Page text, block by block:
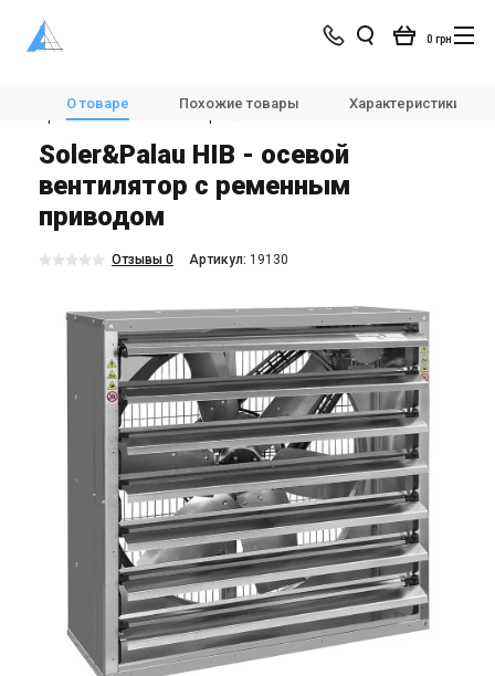
0 грн
Магазин Вентиляция
Вентиляторы
Промышленные вентиляторы
Soler&Palau HIB
О товаре Похожие товары Характеристики
Soler&Palau HIB - осевой
вентилятор с ременным
приводом
Отзывы 0 Aртикул: 19130